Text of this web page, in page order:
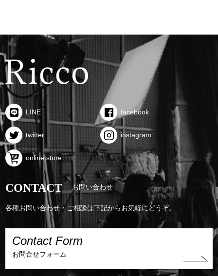
LINE facebook
twitter instagram
online store
CONTACT お問い合わせ
各種お問い合わせ・ご相談は下記からお気軽にどうぞ。
Contact Form
お問合せフォーム